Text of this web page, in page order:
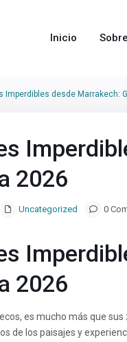
Inicio
Imperdibles desde Marrakech:
2026
Uncategorized 0
2026
es mucho más que
de los paisajes y